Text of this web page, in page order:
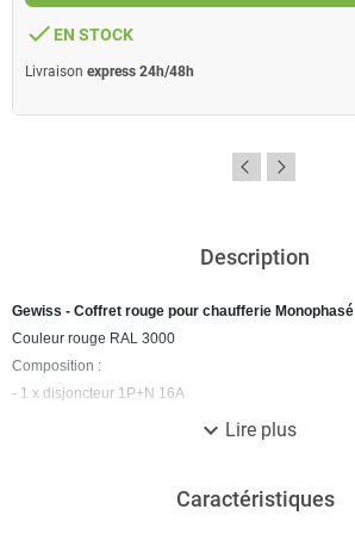
done EN STOCK
Livraison express 24h/48h
Description
Gewiss - Coffret rouge pour chaufferie Monophasé
Couleur rouge RAL 3000
Composition :
- 1 x disjoncteur 1P+N 16A
expand_more Lire plus
Caractéristiques